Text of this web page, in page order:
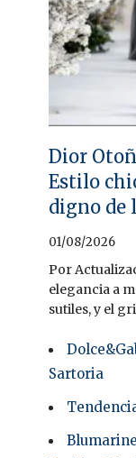
Dior
Estilo
digno de
01/08/2026
Por
elegancia a
sutiles, y el
Sartoria